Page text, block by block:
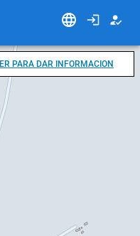
PARA DAR INFORMACION